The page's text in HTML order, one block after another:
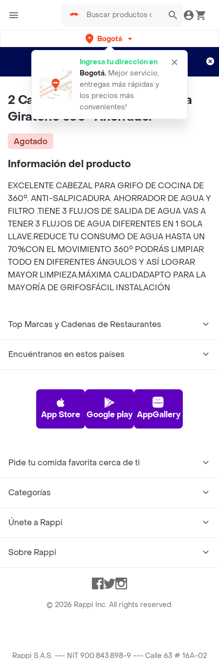
Bogotá
Ingresa tu dirección en
Bogotá. Mejor servicio,
entregas más rápidas y
los precios más
convenientes!
envíos gratis por semanas
Aplican TyC
2 Cabezales De Grifo De Cocina
Giratorio 360° Ahorrador
Agotado
Información del producto
EXCELENTE CABEZAL PARA GRIFO DE COCINA DE
360°. ANTI-SALPICADURA. AHORRADOR DE AGUA Y
FILTRO .TIENE 3 FLUJOS DE SALIDA DE AGUA VAS A
TENER 3 FLUJOS DE AGUA DIFERENTES EN 1 SOLA
LLAVE.REDUCE TU CONSUMO DE AGUA HASTA UN
70%CON EL MOVIMIENTO 360° PODRÁS LIMPIAR
TODO EN DIFERENTES ÁNGULOS Y ASÍ LOGRAR
MAYOR LIMPIEZA.MÁXIMA CALIDADAPTO PARA LA
MAYORÍA DE GRIFOSFÁCIL INSTALACIÓN
Top Marcas y Cadenas de Restaurantes
Encuéntranos en estos países
App Store Google play AppGallery
Pide tu comida favorita cerca de ti
Categorías
Únete a Rappi
Sobre Rappi
Facebook
TwitterInstagram
© 2026 Rappi Inc. All rights reserved.
Rappi S.A.S. --- NIT 900.843.898-9 --- Calle 63 # 16A-02